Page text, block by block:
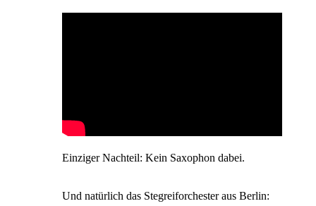
Einziger Nachteil: Kein Saxophon dabei.
Und natürlich das Stegreiforchester aus Berlin: